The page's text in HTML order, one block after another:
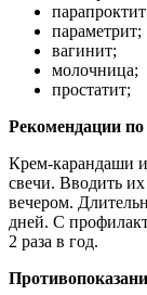
параметрит;
вагинит;
молочница;
простатит;
Рекомендации
Крем-карандаши
свечи. Вводить
вечером.
дней. С
2 раза в год.